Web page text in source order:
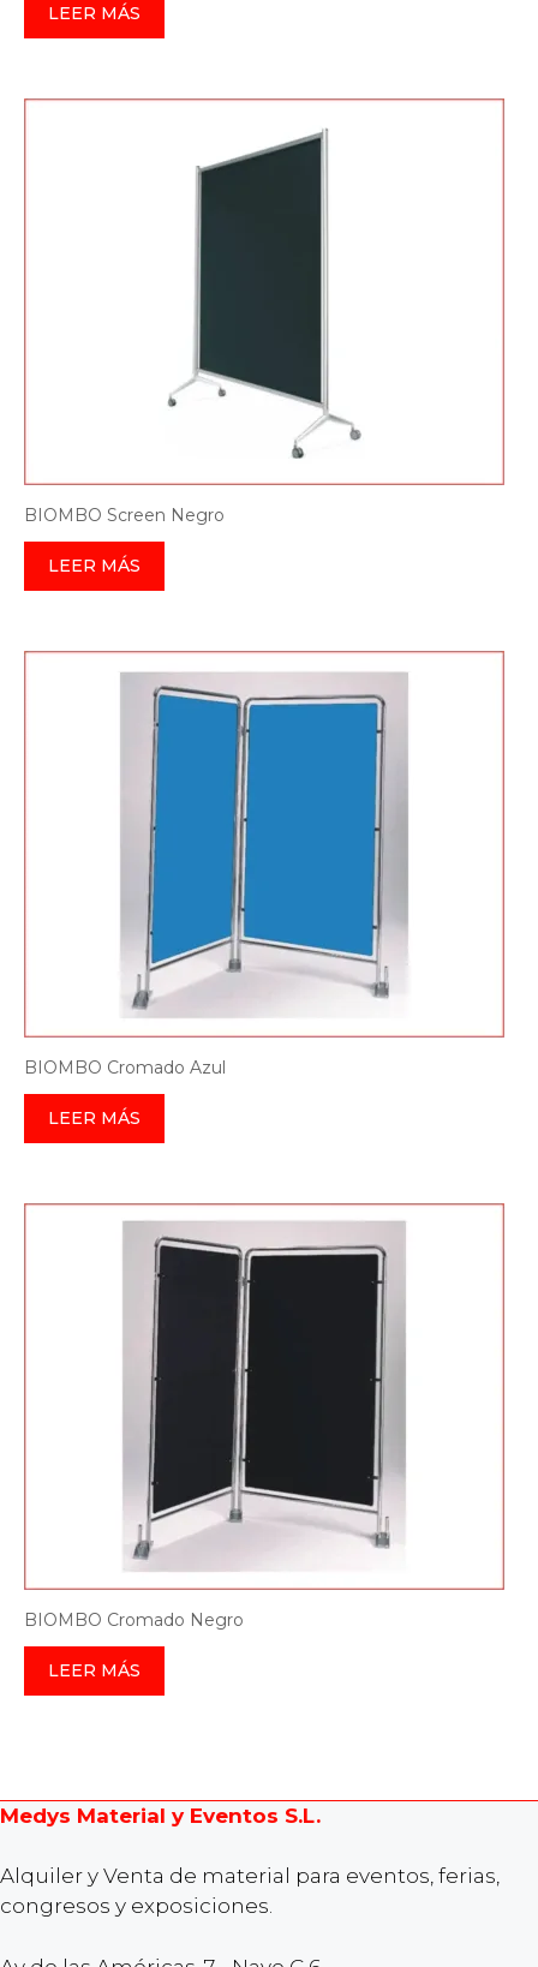
LEER MÁS
BIOMBO Screen Negro
LEER MÁS
BIOMBO Cromado Azul
LEER MÁS
BIOMBO Cromado Negro
LEER MÁS
Medys Material y Eventos S.L.
Alquiler y Venta de material para eventos, ferias,
congresos y exposiciones.